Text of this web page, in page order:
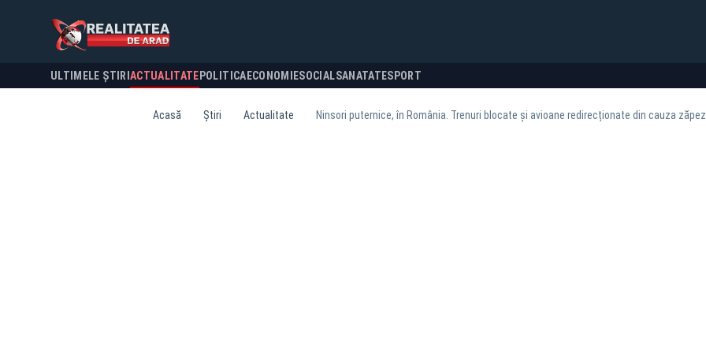
ULTIMELE ȘTIRI ACTUALITATE POLITICA ECONOMIESOCIALSANATATESPORT
Acasă Știri Actualitate Ninsori puternice, în România. Trenuri blocate și avioane redirecționate din cauza